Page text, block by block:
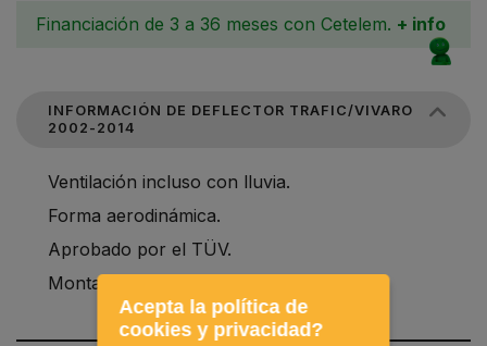
Financiación de 3 a 36 meses con Cetelem. + info
INFORMACIÓN DE DEFLECTOR TRAFIC/VIVARO
2002-2014
Ventilación incluso con lluvia.
Forma aerodinámica.
Aprobado por el TÜV.
Montaje sin taladrar.
Acepta la política de
cookies y privacidad?